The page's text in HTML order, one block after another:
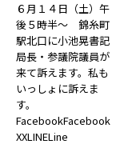
６月１４日（土）午
後５時半～ 錦糸町
駅北口に小池晃書記
局長・参議院議員が
来て訴えます。私も
いっしょに訴えま
す。
FacebookFacebook
XXLINELine